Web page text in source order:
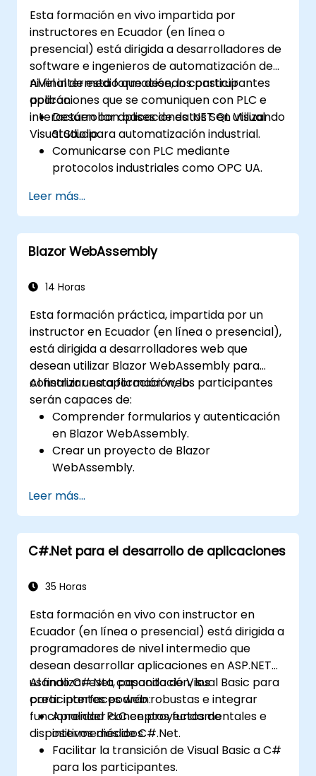
Esta formación en vivo impartida por
instructores en Ecuador (en línea o
presencial) está dirigida a desarrolladores de
software e ingenieros de automatización de
nivel intermedio que desean construir
aplicaciones que se comuniquen con PLC e
interactúen con bases de datos SQL utilizando
Visual Studio.
Al final de esta formación, los participantes
podrán:
Desarrollar aplicaciones .NET en Visual
Studio para automatización industrial.
Comunicarse con PLC mediante
protocolos industriales como OPC UA.
datos usando SQL Server para almacenar
y recuperar datos de PLC.
Optimizar el rendimiento de las
aplicaciones para entornos industriales
Leer más...
Blazor WebAssembly
14 Horas
Esta formación práctica, impartida por un
instructor en Ecuador (en línea o presencial),
está dirigida a desarrolladores web que
desean utilizar Blazor WebAssembly para
construir una aplicación web.
Al finalizar esta formación, los participantes
serán capaces de:
Comprender formularios y autenticación
en Blazor WebAssembly.
Crear un proyecto de Blazor
WebAssembly.
tu aplicación web.
Leer más...
C#.Net para el desarrollo de aplicaciones
35 Horas
Esta formación en vivo con instructor en
Ecuador (en línea o presencial) está dirigida a
programadores de nivel intermedio que
desean desarrollar aplicaciones en ASP.NET
usando C#.Net, pasando de Visual Basic para
crear interfaces web robustas e integrar
funcionalidad PLC en proyectos de
dispositivos médicos.
Al finalizar esta capacitación, los
participantes podrán:
Aprender conceptos fundamentales e
intermedios de C#.Net.
Facilitar la transición de Visual Basic a C#
para los participantes.